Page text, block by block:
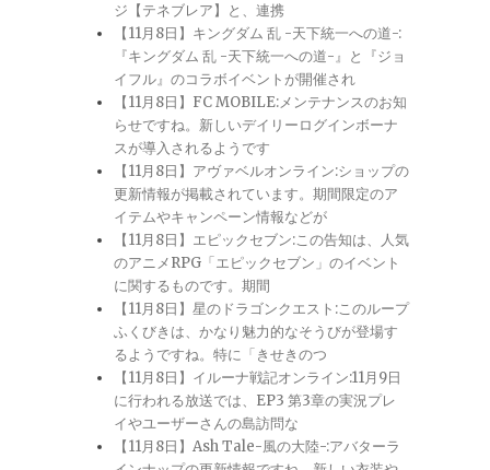
ジ【テネブレア】と、連携
【11月8日】キングダム 乱 -天下統一への道-:
『キングダム 乱 -天下統一への道-』と『ジョ
イフル』のコラボイベントが開催され
【11月8日】FC MOBILE:メンテナンスのお知
らせですね。新しいデイリーログインボーナ
スが導入されるようです
【11月8日】アヴァベルオンライン:ショップの
更新情報が掲載されています。期間限定のア
イテムやキャンペーン情報などが
【11月8日】エピックセブン:この告知は、人気
のアニメRPG「エピックセブン」のイベント
に関するものです。期間
【11月8日】星のドラゴンクエスト:このループ
ふくびきは、かなり魅力的なそうびが登場す
るようですね。特に「きせきのつ
【11月8日】イルーナ戦記オンライン:11月9日
に行われる放送では、EP3 第3章の実況プレ
イやユーザーさんの島訪問な
【11月8日】Ash Tale-風の大陸-:アバターラ